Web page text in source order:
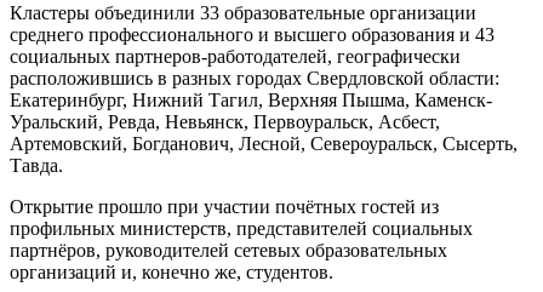
Кластеры объединили 33 образовательные организации
среднего профессионального и высшего образования и 43
социальных партнеров-работодателей, географически
расположившись в разных городах Свердловской области:
Екатеринбург, Нижний Тагил, Верхняя Пышма, Каменск-
Уральский, Ревда, Невьянск, Первоуральск, Асбест,
Артемовский, Богданович, Лесной, Североуральск, Сысерть,
Тавда.
Открытие прошло при участии почётных гостей из
профильных министерств, представителей социальных
партнёров, руководителей сетевых образовательных
организаций и, конечно же, студентов.